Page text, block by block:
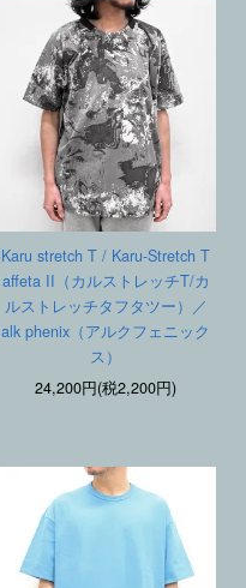
Karu stretch T / Karu-Stretch T
affeta II（カルストレッチT/カ
ルストレッチタフタツー）／
alk phenix（アルクフェニック
ス）
24,200円(税2,200円)